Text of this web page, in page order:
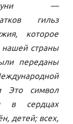
—
гильз
которое
нашей страны
переданы
Это символ
в сердцах
детей; всех,